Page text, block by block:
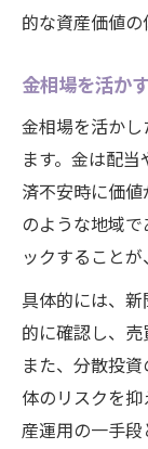
的な資産価値の
金相場を活か
金相場を活か
ます。金は配
済不安時に価
のような地域
ックすることが
具体的には、
的に確認し、売
また、分散投
体のリスクを
産運用の一手段